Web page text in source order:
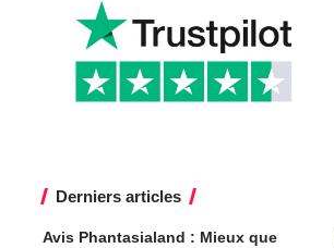
Derniers articles
Avis Phantasialand : Mieux que